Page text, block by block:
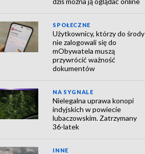
SPOŁECZNE
Użytkownicy, którzy do środy
nie zalogowali się do
mObywatela muszą
przywrócić ważność
dokumentów
NA SYGNALE
Nielegalna uprawa konopi
indyjskich w powiecie
lubaczowskim. Zatrzymany
36-latek
INNE